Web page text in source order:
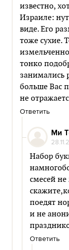
известно,
Израиле:
виде. Его
тоже сухие.
тонко
занимались
больше Вас
не
Ответить
Ми
Набор
смесей
поедят
и не
Ответить